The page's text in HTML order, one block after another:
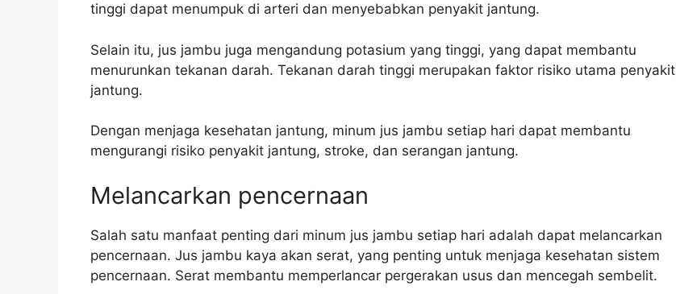
tinggi dapat menumpuk di arteri dan menyebabkan penyakit jantung.
Selain itu, jus jambu juga mengandung potasium yang tinggi, yang dapat membantu
menurunkan tekanan darah. Tekanan darah tinggi merupakan faktor risiko utama penyakit
jantung.
Dengan menjaga kesehatan jantung, minum jus jambu setiap hari dapat membantu
mengurangi risiko penyakit jantung, stroke, dan serangan jantung.
Melancarkan pencernaan
Salah satu manfaat penting dari minum jus jambu setiap hari adalah dapat melancarkan
pencernaan. Jus jambu kaya akan serat, yang penting untuk menjaga kesehatan sistem
pencernaan. Serat membantu memperlancar pergerakan usus dan mencegah sembelit.